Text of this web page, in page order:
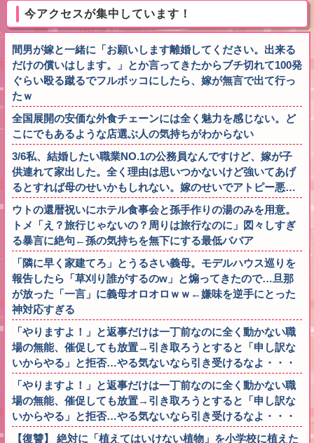
死罪適用も
今アクセスが集中しています！
間男が嫁と一緒に「お願いします離婚してください。出来る
だけの償いはします。」とか言ってきたからブチ切れて100発
ぐらい殴る蹴るでフルボッコにしたら、嫁が無言で出て行っ
たｗ
全国展開の安価な外食チェーンには全く魅力を感じない。ど
こにでもあるような店選ぶ人の気持ちがわからない
3/6私、結婚したい職業NO.1の公務員なんですけど、嫁が子
供連れて家出した。全く理由は思いつかないけど強いてあげ
るとすれば母のせいかもしれない。嫁のせいでアトピー悪…
ウトの還暦祝いにホテル食事会と孫手作りの湯のみを用意。
トメ「え？旅行じゃないの？周りは旅行なのに」図々しすぎ
る暴言に絶句←孫の気持ちを無下にする最低ババア
「隣に早く家建てろ」とうるさい義母。モデルハウス巡りを
報告したら「草刈り誰がするのw」と煽ってきたので…旦那
が放った「一言」に義母オロオロｗｗ←嫌味を逆手にとった
神対応すぎる
「やりますよ！」と返事だけは一丁前なのに全く動かない職
場の無能、催促しても放置→引き取ろうとすると「申し訳な
いからやる」と拒否…やる気ないなら引き受けるなよ・・・
「やりますよ！」と返事だけは一丁前なのに全く動かない職
場の無能、催促しても放置→引き取ろうとすると「申し訳な
いからやる」と拒否…やる気ないなら引き受けるなよ・・・
【復讐】 絶対に「植えてはいけない植物」を小学校に植えた